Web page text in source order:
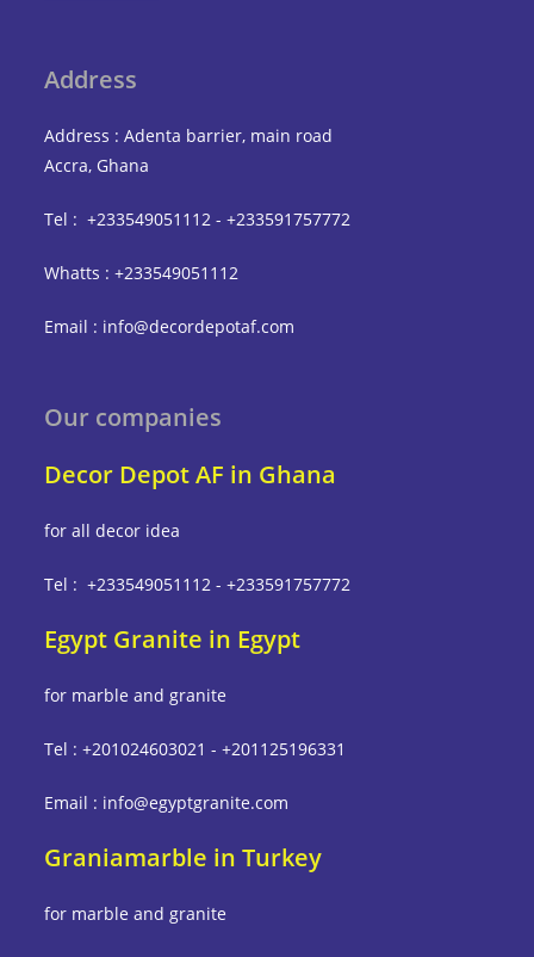
Address
Address : Adenta barrier, main road
Accra, Ghana
Tel : +233549051112 - +233591757772
Whatts : +233549051112
Email : info@decordepotaf.com
Our companies
Decor Depot AF in Ghana
for all decor idea
Tel : +233549051112 - +233591757772
Egypt Granite in Egypt
for marble and granite
Tel : +201024603021 - +201125196331
Email : info@egyptgranite.com
Graniamarble in Turkey
for marble and granite